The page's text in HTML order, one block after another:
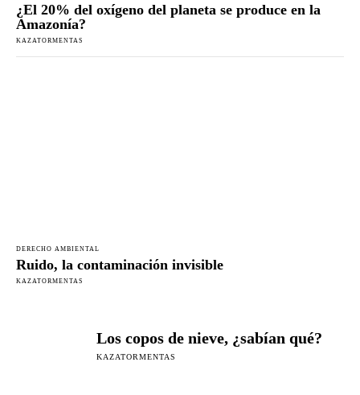
¿El 20% del oxígeno del planeta se produce en la
Amazonía?
KAZATORMENTAS
DERECHO AMBIENTAL
Ruido, la contaminación invisible
KAZATORMENTAS
Los copos de nieve, ¿sabían qué?
KAZATORMENTAS